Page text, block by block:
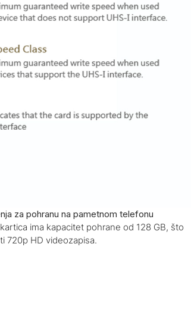
za pohranu na pametnom telefonu
ima kapacitet pohrane od 128 GB, što
720p HD videozapisa.